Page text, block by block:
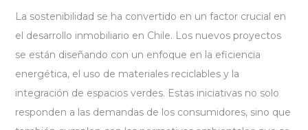
La sostenibilidad se ha convertido en un factor crucial en
el desarrollo inmobiliario en Chile. Los nuevos proyectos
se están diseñando con un enfoque en la eficiencia
energética, el uso de materiales reciclables y la
integración de espacios verdes. Estas iniciativas no solo
responden a las demandas de los consumidores, sino que